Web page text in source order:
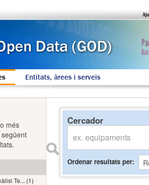
Entitats, àrees i serveis
Cercador
Ordenar resultats per
més
Te... (1)